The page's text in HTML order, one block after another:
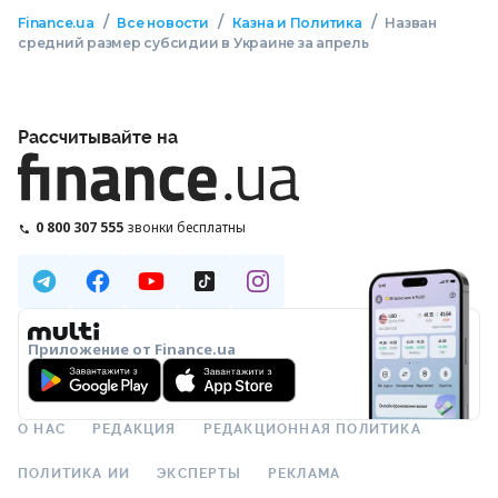
Finance.ua / Все новости / Казна и Политика / Назван
средний размер субсидии в Украине за апрель
Рассчитывайте на
0 800 307 555 звонки бесплатны
Приложение от Finance.ua
О НАС РЕДАКЦИЯ РЕДАКЦИОННАЯ ПОЛИТИКА
ПОЛИТИКА ИИ ЭКСПЕРТЫ РЕКЛАМА